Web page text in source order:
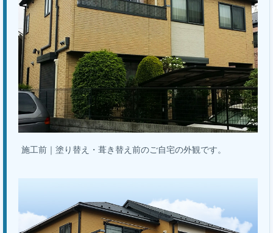
施工前｜塗り替え・葺き替え前のご自宅の外観です。